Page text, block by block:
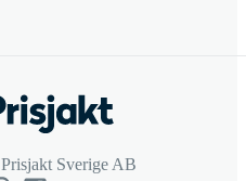
Sverige AB